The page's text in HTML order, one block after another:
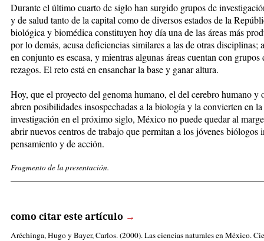
Durante el último cuarto de siglo han surgido grupos de
y de salud tanto de la capital como de diversos estados de la
biológica y biomédica constituyen hoy día una de las áreas más
por lo demás, acusa deficiencias similares a las de otras disciplinas;
en conjunto es escasa, y mientras algunas áreas cuentan con
rezagos. El reto está en ensanchar la base y ganar altura.
Hoy, que el proyecto del genoma humano, el del cerebro humano y
abren posibilidades insospechadas a la biología y la convierten en
investigación en el próximo siglo, México no puede quedar al
abrir nuevos centros de trabajo que permitan a los jóvenes biólogos
pensamiento y de acción.
Fragmento de la presentación.
como citar este artículo →
Aréchinga, Hugoy Bayer, Carlos. (2000). Las ciencias naturales en México.